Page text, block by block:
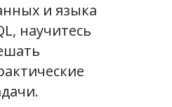
и языка
научитесь